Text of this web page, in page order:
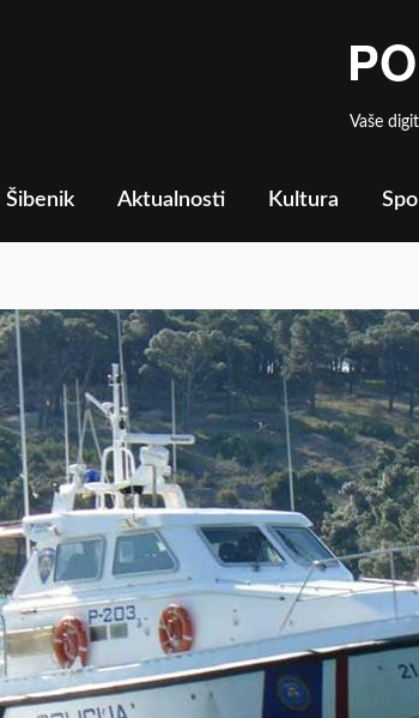
Vaše
Šibenik Aktualnosti Kultura